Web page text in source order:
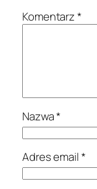
Komentarz*
Nazwa*
Adres email*